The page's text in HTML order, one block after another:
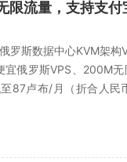
限流量，支持支付
斯数据中心KVM架构
俄罗斯VPS、200M无
87卢布/月（折合人民